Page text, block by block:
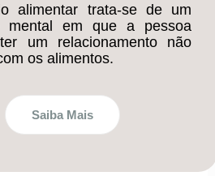
alimentar trata-se de um
mental em que a pessoa
um relacionamento não
os alimentos.
Saiba Mais